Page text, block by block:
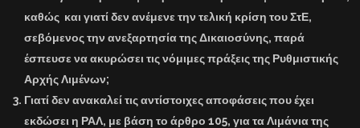
καθώς και γιατί δεν ανέμενε την τελική κρίση του ΣτΕ,
σεβόμενος την ανεξαρτησία της Δικαιοσύνης, παρά
έσπευσε να ακυρώσει τις νόμιμες πράξεις της Ρυθμιστικής
Αρχής Λιμένων;
Γιατί δεν ανακαλεί τις αντίστοιχες αποφάσεις που έχει
εκδώσει η ΡΑΛ, με βάση το άρθρο 105, για τα Λιμάνια της